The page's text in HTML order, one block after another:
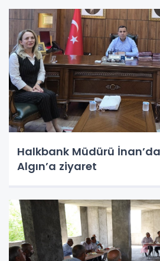
Halkbank Müdürü
Algın’a ziyaret